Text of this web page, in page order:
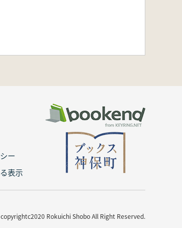
ー
表示
copyrightc2020 Rokuichi Shobo All Right Reserved.